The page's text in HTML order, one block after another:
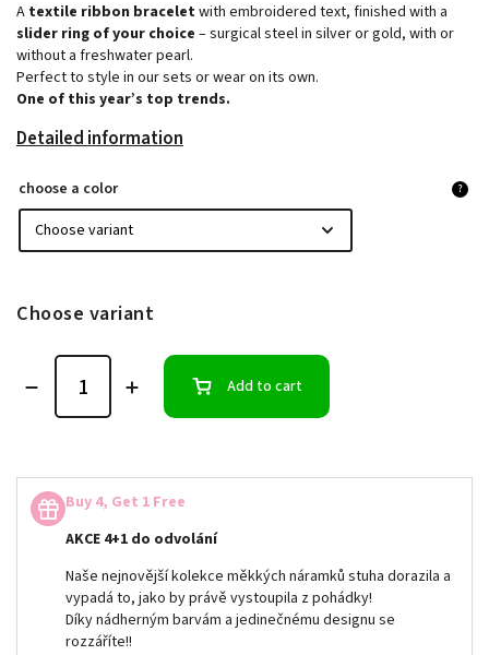
A textile ribbon braceletwith embroidered text, finished with a
slider ring of your choice – surgical steel in silver or gold, with or
without a freshwater pearl.
Perfect to style in our sets or wear on its own.
One of this year’s top trends.
Detailed information
choose a color ?
Choose variant
Add to cart
Buy 4, Get 1 Free
AKCE 4+1 do odvolání
Naše nejnovější kolekce měkkých náramků stuha dorazila a
vypadá to, jako by právě vystoupila z pohádky!
Díky nádherným barvám a jedinečnému designu se
rozzáříte!!